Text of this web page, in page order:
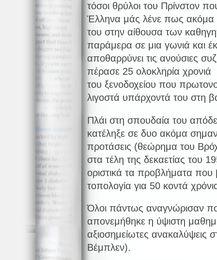
τόσοι θρύλοι του Πρίνστον
Έλληνα μάς λένε πως ακόμα
του στην αίθουσα των
παράμερα σε μια γωνιά και
αποθαρρύνει τις ανούσιες
πέρασε 25 ολοκληρία χρονιά
του ξενοδοχείου που
λιγοστά υπάρχοντά του στη
Πλάι στη σπουδαία του
κατέληξε σε δυο ακόμα
προτάσεις (θεώρημα του
στα τέλη της δεκαετίας του
οριστικά τα προβλήματα που
τοπολογία για 50 κοντά
Όλοι πάντως αναγνώρισαν
απονεμήθηκε η ύψιστη
αξιοσημείωτες ανακαλύψεις
Βέμπλεν).